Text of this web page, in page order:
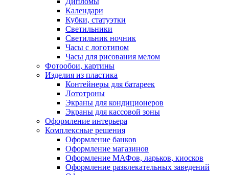
Календари
Кубки, статуэтки
Светильники
Светильник ночник
Часы с логотипом
Часы для рисования мелом
Фотообои, картины
Изделия из пластика
Контейнеры для батареек
Лототроны
Экраны для кондиционеров
Экраны для кассовой зоны
Оформление интерьера
Комплексные решения
Оформление банков
Оформление магазинов
Оформление МАФов, ларьков, киосков
Оформление развлекательных заведений